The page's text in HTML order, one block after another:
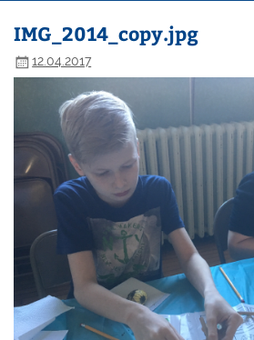
IMG_2014_copy.jpg
12.04.2017